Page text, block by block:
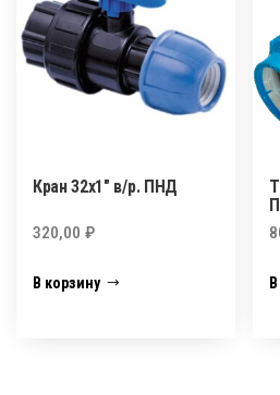
Кран 32х1″ в/р. ПНД
320,00 ₽
В корзину